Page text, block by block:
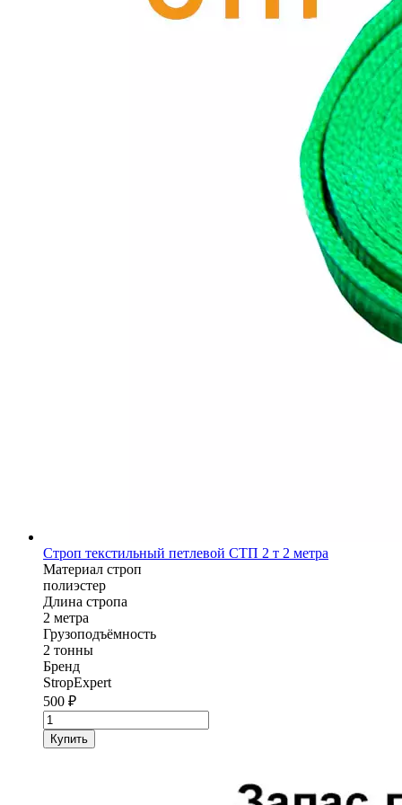
Строп текстильный петлевой СТП 2 т 2 метра
Материал строп
полиэстер
Длина стропа
2 метра
Грузоподъёмность
2 тонны
Бренд
StropExpert
500 ₽
Количество
товара
Строп
Купить